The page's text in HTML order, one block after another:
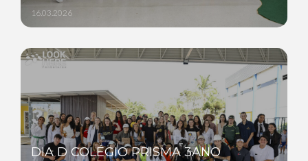
16.03.2026
DIA D COLÉGIO PRISMA 3ANO